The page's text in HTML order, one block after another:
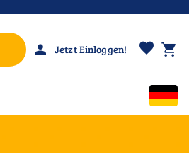
person Jetzt Einloggen! favorite shopping_cart